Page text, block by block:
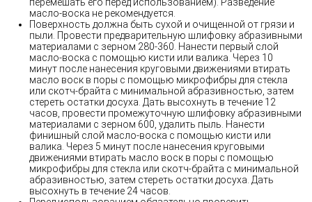
масло-воска не рекомендуется.
Поверхность должна быть сухой и очищенной от грязи и
пыли. Провести предварительную шлифовку абразивными
материалами с зерном 280-360. Нанести первый слой
масло-воска с помощью кисти или валика. Через 10
минут после нанесения круговыми движениями втирать
масло воск в поры с помощью микрофибры для стекла
или скотч-брайта с минимальной абразивностью, затем
стереть остатки досуха. Дать высохнуть в течение 12
часов, провести промежуточную шлифовку абразивными
материалами с зерном 600, удалить пыль. Нанести
финишный слой масло-воска с помощью кисти или
валика. Через 5 минут после нанесения круговыми
движениями втирать масло воск в поры с помощью
микрофибры для стекла или скотч-брайта с минимальной
абразивностью, затем стереть остатки досуха. Дать
высохнуть в течение 24 часов.